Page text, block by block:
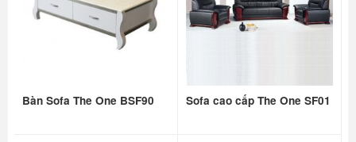
Bàn Sofa The One BSF90 Sofa cao cấp The One SF01